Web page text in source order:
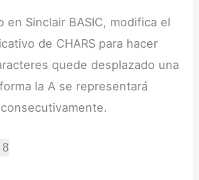
en Sinclair BASIC, modifica el
de CHARS para hacer
quede desplazado una
la A se representará